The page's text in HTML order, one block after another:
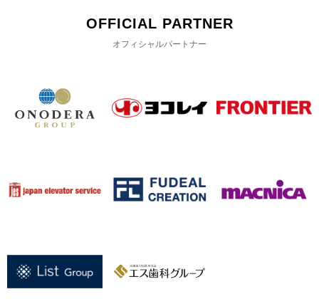
OFFICIAL PARTNER
オフィシャルパートナー